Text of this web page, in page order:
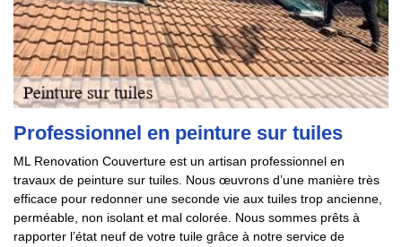
Professionnel en peinture sur tuiles
ML Renovation Couverture est un artisan professionnel en
travaux de peinture sur tuiles. Nous œuvrons d’une manière très
efficace pour redonner une seconde vie aux tuiles trop ancienne,
perméable, non isolant et mal colorée. Nous sommes prêts à
rapporter l’état neuf de votre tuile grâce à notre service de